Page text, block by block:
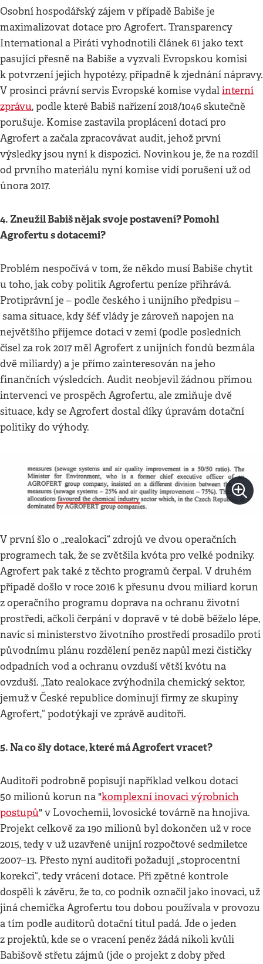
Osobní hospodářský zájem v případě Babiše je
maximalizovat dotace pro Agrofert. Transparency
International a Piráti vyhodnotili článek 61 jako text
pasující přesně na Babiše a vyzvali Evropskou komisi
k potvrzení jejich hypotézy, případně k zjednání nápravy.
V prosinci právní servis Evropské komise vydalinterní
zprávu, podle které Babiš nařízení 2018/1046 skutečně
porušuje. Komise zastavila proplácení dotací pro
Agrofert a začala zpracovávat audit, jehož první
výsledky jsou nyní k dispozici. Novinkou je, že na rozdíl
od prvního materiálu nyní komise vidí porušení už od
února 2017.
4. Zneužil Babiš nějak svoje postavení? Pomohl
Agrofertu s dotacemi?
Problém nespočívá v tom, že někdo musí Babiše chytit
u toho, jak coby politik Agrofertu peníze přihrává.
Protiprávní je – podle českého i unijního předpisu –
sama situace, kdy šéf vlády je zároveň napojen na
největšího příjemce dotací v zemi (podle posledních
čísel za rok 2017 měl Agrofert z unijních fondů bezmála
dvě miliardy) a je přímo zainteresován na jeho
finančních výsledcích. Audit neobjevil žádnou přímou
intervenci ve prospěch Agrofertu, ale zmiňuje dvě
situace, kdy se Agrofert dostal díky úpravám dotační
politiky do výhody.
V první šlo o „realokaci“ zdrojů ve dvou operačních
programech tak, že se zvětšila kvóta pro velké podniky.
Agrofert pak také z těchto programů čerpal. V druhém
případě došlo v roce 2016 k přesunu dvou miliard korun
z operačního programu doprava na ochranu životní
prostředí, ačkoli čerpání v dopravě v té době běželo lépe,
navíc si ministerstvo životního prostředí prosadilo proti
původnímu plánu rozdělení peněz napůl mezi čističky
odpadních vod a ochranu ovzduší větší kvótu na
ovzduší. „Tato realokace zvýhodnila chemický sektor,
jemuž v České republice dominují firmy ze skupiny
Agrofert,“ podotýkají ve zprávě auditoři.
5. Na co šly dotace, které má Agrofert vracet?
Auditoři podrobně popisují například velkou dotaci
50 milionů korun na "komplexní inovaci výrobních
postupů" v Lovochemii, lovosické továrně na hnojiva.
Projekt celkově za 190 milionů byl dokončen už v roce
2015, tedy v už uzavřené unijní rozpočtové sedmiletce
2007–13. Přesto nyní auditoři požadují „stoprocentní
korekci“, tedy vrácení dotace. Při zpětné kontrole
dospěli k závěru, že to, co podnik označil jako inovaci, už
jiná chemička Agrofertu tou dobou používala v provozu
a tím podle auditorů dotační titul padá. Jde o jeden
z projektů, kde se o vracení peněz žádá nikoli kvůli
Babišově střetu zájmů (jde o projekt z doby před